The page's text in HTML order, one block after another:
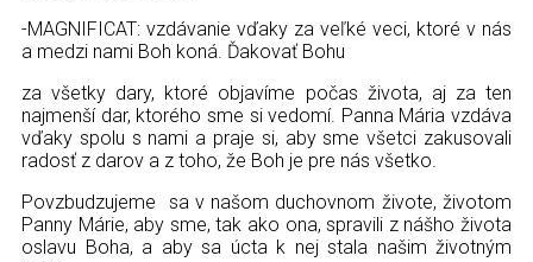
-MAGNIFICAT: vzdávanie vďaky za veľké veci, ktoré v nás
a medzi nami Boh koná. Ďakovať Bohu
za všetky dary, ktoré objavíme počas života, aj za ten
najmenší dar, ktorého sme si vedomí. Panna Mária vzdáva
vďaky spolu s nami a praje si, aby sme všetci zakusovali
radosť z darov a z toho, že Boh je pre nás všetko.
Povzbudzujeme sa v našom duchovnom živote, životom
Panny Márie, aby sme, tak ako ona, spravili z nášho života
oslavu Boha, a aby sa úcta k nej stala našim životným